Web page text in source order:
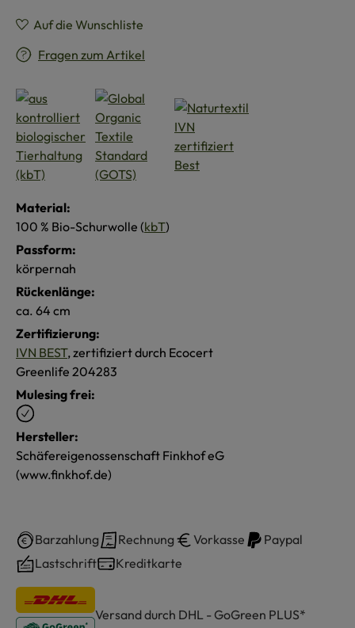
Auf die Wunschliste
Fragen zum Artikel
Material:
100 % Bio-Schurwolle (kbT)
Passform:
körpernah
Rückenlänge:
ca. 64 cm
Zertifizierung:
IVN BEST, zertifiziert durch Ecocert
Greenlife 204283
Mulesing frei:
Hersteller:
Schäfereigenossenschaft Finkhof eG
(www.finkhof.de)
Barzahlung Rechnung Vorkasse
Paypal
Lastschrift
Kreditkarte
Versand durch DHL - GoGreen PLUS*